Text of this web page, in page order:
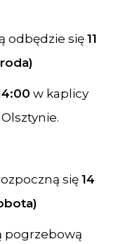
odbędzie się 11
w kaplicy
się14
pogrzebową